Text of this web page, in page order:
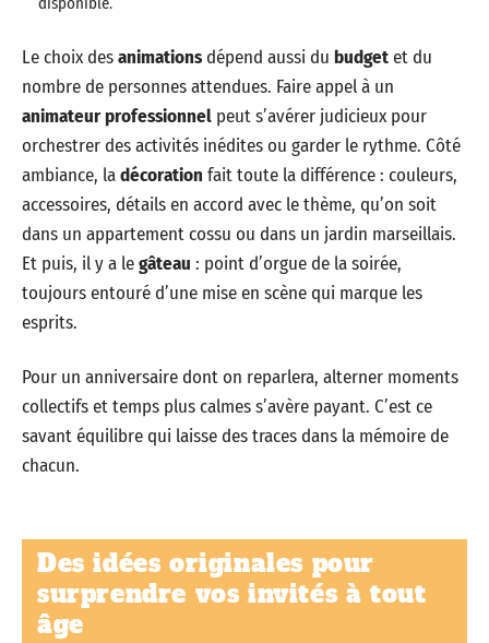
Le choix desanimationsdépend aussi du budgetet du
nombre de personnes attendues. Faire appel à un
animateur professionnel peut s’avérer judicieux pour
orchestrer des activités inédites ou garder le rythme. Côté
ambiance, ladécoration fait toute la différence : couleurs,
accessoires, détails en accord avec le thème, qu’on soit
dans un appartement cossu ou dans un jardin marseillais.
Et puis, il y a legâteau : point d’orgue de la soirée,
toujours entouré d’une mise en scène qui marque les
esprits.
Pour un anniversaire dont on reparlera, alterner moments
collectifs et temps plus calmes s’avère payant. C’est ce
savant équilibre qui laisse des traces dans la mémoire de
chacun.
Des idées originales pour
surprendre vos invités à tout
âge